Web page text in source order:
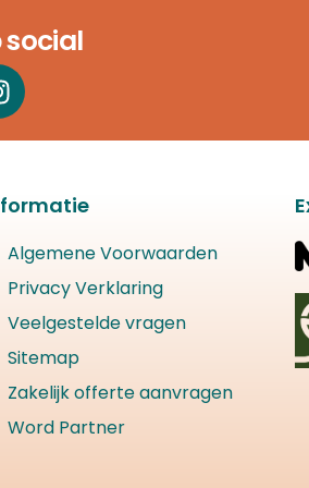
social
Algemene Voorwaarden
Privacy Verklaring
Veelgestelde vragen
Sitemap
Zakelijk offerte aanvragen
Word Partner